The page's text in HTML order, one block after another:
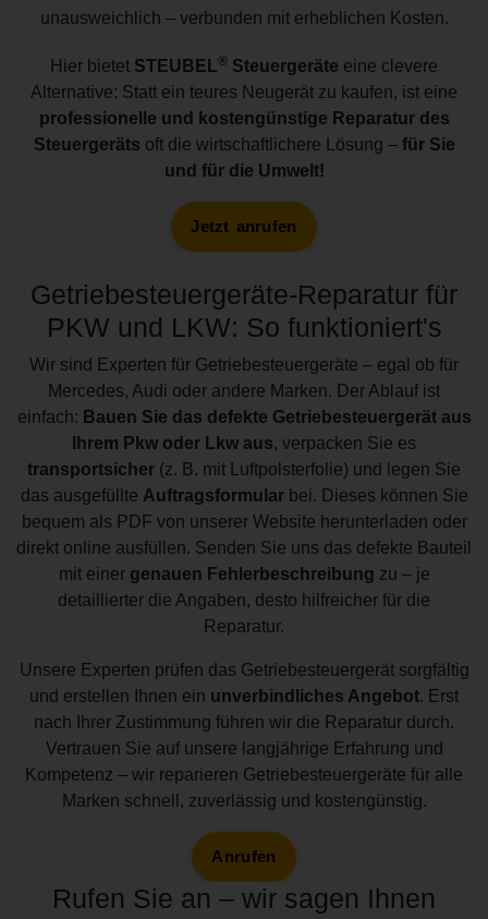
unausweichlich – verbunden mit erheblichen Kosten.
Hier bietet STEUBEL® Steuergeräte eine clevere
Alternative: Statt ein teures Neugerät zu kaufen, ist eine
professionelle und kostengünstige Reparatur des
Steuergeräts oft die wirtschaftlichere Lösung – für Sie
und für die Umwelt!
Jetzt anrufen
Getriebesteuergeräte-Reparatur für
PKW und LKW: So funktioniert's
Wir sind Experten für Getriebesteuergeräte – egal ob für
Mercedes, Audi oder andere Marken. Der Ablauf ist
einfach: Bauen Sie das defekte Getriebesteuergerät aus
Ihrem Pkw oder Lkw aus, verpacken Sie es
transportsicher (z. B. mit Luftpolsterfolie) und legen Sie
das ausgefüllte Auftragsformularbei. Dieses können Sie
bequem als PDF von unserer Website herunterladen oder
direkt online ausfüllen. Senden Sie uns das defekte Bauteil
mit einer genauen Fehlerbeschreibung zu – je
detaillierter die Angaben, desto hilfreicher für die
Reparatur.
Unsere Experten prüfen das Getriebesteuergerät sorgfältig
und erstellen Ihnen ein unverbindliches Angebot. Erst
nach Ihrer Zustimmung führen wir die Reparatur durch.
Vertrauen Sie auf unsere langjährige Erfahrung und
Kompetenz – wir reparieren Getriebesteuergeräte für alle
Marken schnell, zuverlässig und kostengünstig.
Anrufen
Rufen Sie an – wir sagen Ihnen